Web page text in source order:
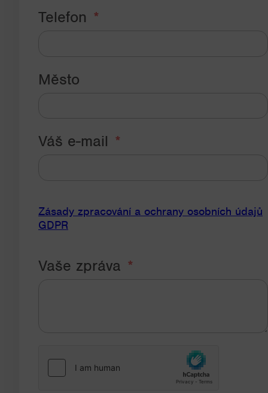
Telefon
Město
Váš e-mail
Zásady zpracování a ochrany osobních údajů
GDPR
Vaše zpráva